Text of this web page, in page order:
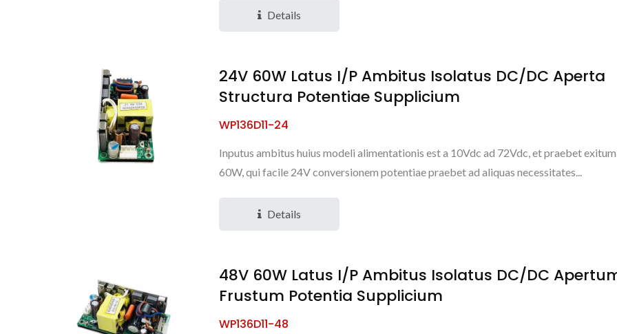
Details
24V 60W Latus I/P Ambitus Isolatus DC/DC Aperta
Structura Potentiae Supplicium
WP136D11-24
Inputus ambitus huius modeli alimentationis est a 10Vdc ad 72Vdc, et praebet
60W, qui facile 24V conversionem potentiae praebet ad aliquas necessitates...
Details
48V 60W Latus I/P Ambitus Isolatus DC/DC
Frustum Potentia Supplicium
WP136D11-48